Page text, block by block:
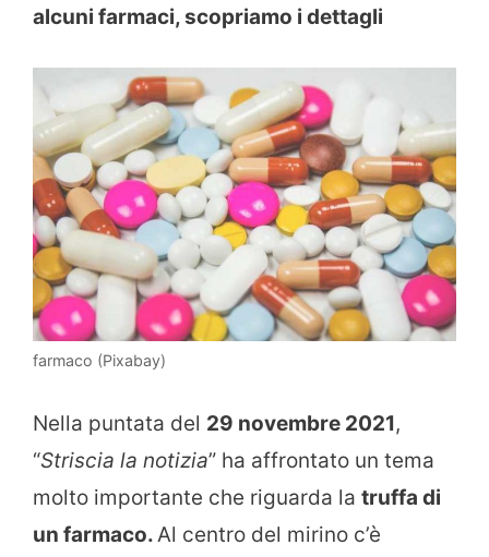
alcuni farmaci, scopriamo i dettagli
farmaco (Pixabay)
Nella puntata del 29 novembre 2021,
“Striscia la notizia” ha affrontato un tema
molto importante che riguarda la truffa di
un farmaco.Al centro del mirino c’è